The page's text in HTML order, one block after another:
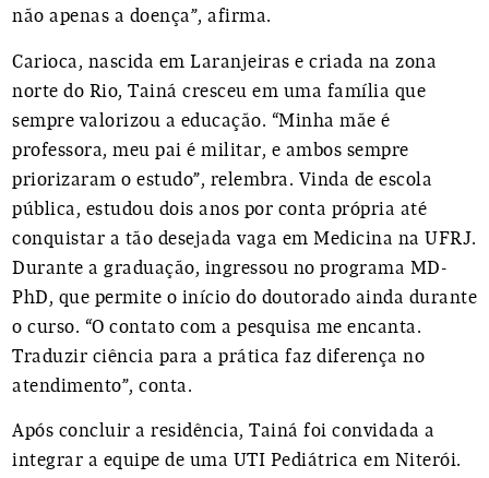
não apenas a doença”, afirma.
Carioca, nascida em Laranjeiras e criada na zona
norte do Rio, Tainá cresceu em uma família que
sempre valorizou a educação. “Minha mãe é
professora, meu pai é militar, e ambos sempre
priorizaram o estudo”, relembra. Vinda de escola
pública, estudou dois anos por conta própria até
conquistar a tão desejada vaga em Medicina na UFRJ.
Durante a graduação, ingressou no programa MD-
PhD, que permite o início do doutorado ainda durante
o curso. “O contato com a pesquisa me encanta.
Traduzir ciência para a prática faz diferença no
atendimento”, conta.
Após concluir a residência, Tainá foi convidada a
integrar a equipe de uma UTI Pediátrica em Niterói.